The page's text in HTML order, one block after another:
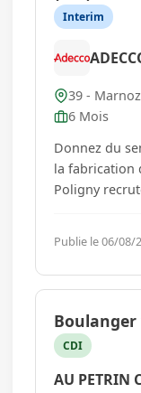
Interim
39 - Marnoz
6 Mois
Donnez du
la fabrication de
Poligny
sein d'un
pour son
? Vous
Publie le 06/08/
Boulanger
CDI
AU PETRIN